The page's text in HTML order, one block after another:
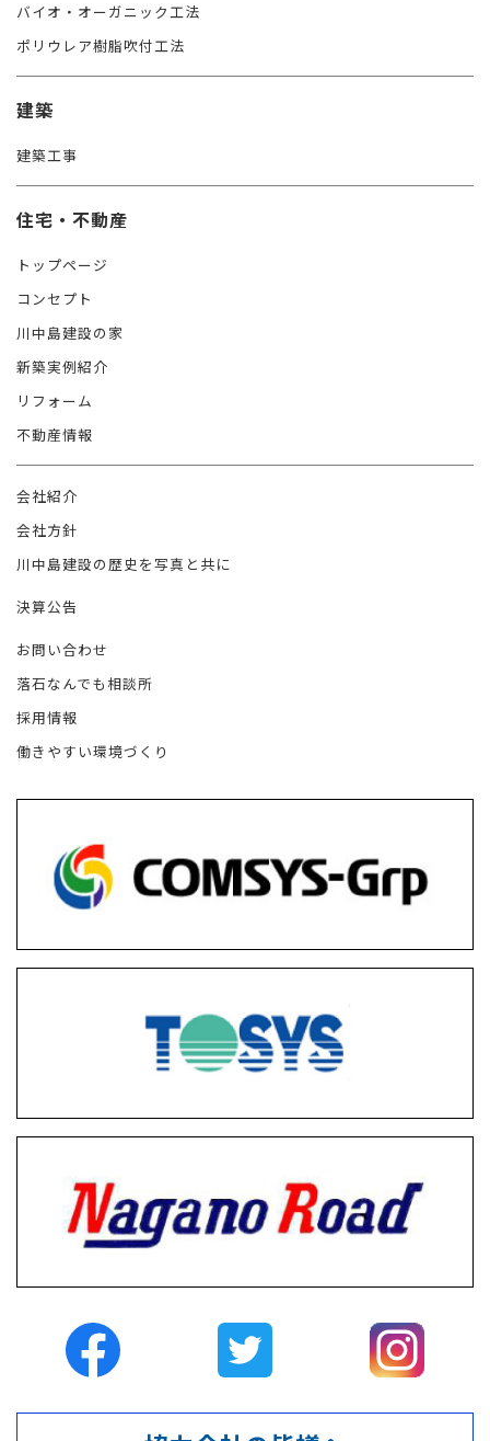
バイオ・オーガニック工法
ポリウレア樹脂吹付工法
建築
建築工事
住宅・不動産
トップページ
コンセプト
川中島建設の家
新築実例紹介
リフォーム
不動産情報
会社紹介
会社方針
川中島建設の歴史を写真と共に
決算公告
お問い合わせ
落石なんでも相談所
採用情報
働きやすい環境づくり